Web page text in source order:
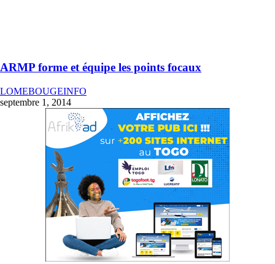
ARMP forme et équipe les points focaux
LOMEBOUGEINFO
septembre 1, 2014